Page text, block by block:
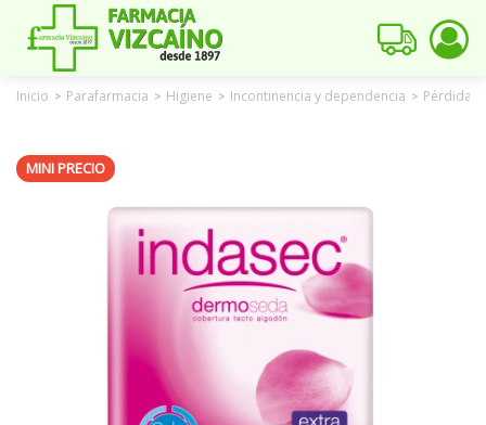
Inicio > Parafarmacia > Higiene > Incontinencia y dependencia > Pérdidas
MINI PRECIO